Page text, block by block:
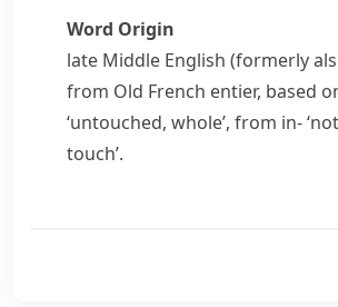
Word Origin
late Middle English (formerly
from Old French entier, based
‘untouched, whole’, from in-
touch’.